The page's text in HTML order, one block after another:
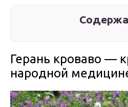
Герань кроваво —
народной